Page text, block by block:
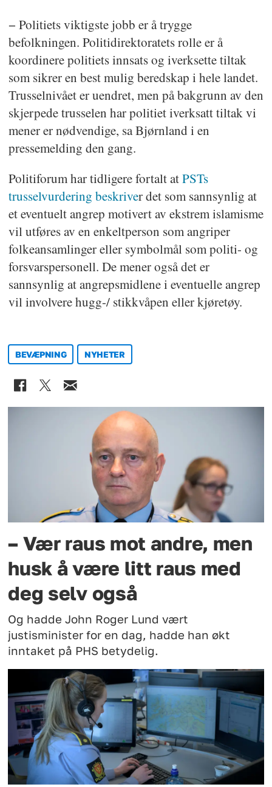
− Politiets viktigste jobb er å trygge
befolkningen. Politidirektoratets rolle er å
koordinere politiets innsats og iverksette tiltak
som sikrer en best mulig beredskap i hele landet.
Trusselnivået er uendret, men på bakgrunn av den
skjerpede trusselen har politiet iverksatt tiltak vi
mener er nødvendige, sa Bjørnland i en
pressemelding den gang.
Politiforum har tidligere fortalt atPSTs
trusselvurdering beskriver det som sannsynlig at
et eventuelt angrep motivert av ekstrem islamisme
vil utføres av en enkeltperson som angriper
folkeansamlinger eller symbolmål som politi- og
forsvarspersonell. De mener også det er
sannsynlig at angrepsmidlene i eventuelle angrep
vil involvere hugg-/ stikkvåpen eller kjøretøy.
BEVÆPNING NYHETER
– Vær raus mot andre, men
husk å være litt raus med
deg selv også
Og hadde John Roger Lund vært
justisminister for en dag, hadde han økt
inntaket på PHS betydelig.